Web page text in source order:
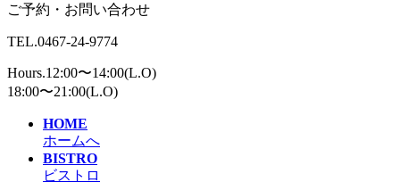
ご予約・お問い合わせ
TEL.0467-24-9774
Hours.12:00〜14:00(L.O)
18:00〜21:00(L.O)
HOME
ホームへ
BISTRO
ビストロ